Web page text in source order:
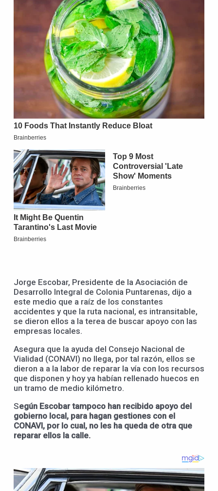
Jorge Escobar, Presidente de la Asociación de
Desarrollo Integral de Colonia Puntarenas, dijo a
este medio que a raíz de los constantes
accidentes y que la ruta nacional, es intransitable,
se dieron ellos a la terea de buscar apoyo con las
empresas locales.
Asegura que la ayuda del Consejo Nacional de
Vialidad (CONAVI) no llega, por tal razón, ellos se
dieron a a la labor de reparar la vía con los recursos
que disponen y hoy ya habían rellenado huecos en
un tramo de medio kilómetro.
Según Escobar tampoco han recibido apoyo del
gobierno local, para hagan gestiones con el
CONAVI, por lo cual, no les ha queda de otra que
reparar ellos la calle.